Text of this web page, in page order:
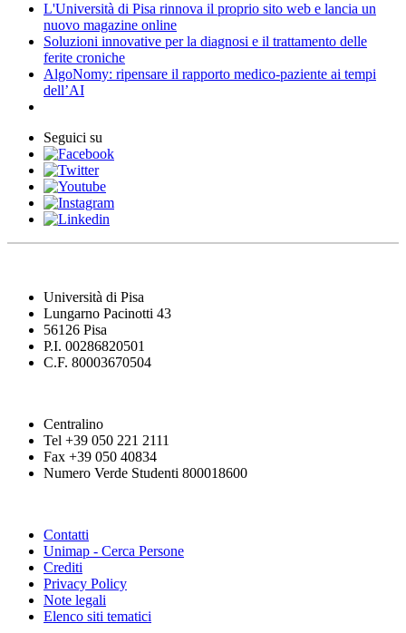
L'Università di Pisa rinnova il proprio sito web e lancia un
nuovo magazine online
Soluzioni innovative per la diagnosi e il trattamento delle
ferite croniche
AlgoNomy: ripensare il rapporto medico-paziente ai tempi
dell’AI
Seguici su
Università di Pisa
Lungarno Pacinotti 43
56126 Pisa
P.I. 00286820501
C.F. 80003670504
Centralino
Tel +39 050 221 2111
Fax +39 050 40834
Numero Verde Studenti 800018600
Contatti
Unimap - Cerca Persone
Crediti
Privacy Policy
Note legali
Elenco siti tematici